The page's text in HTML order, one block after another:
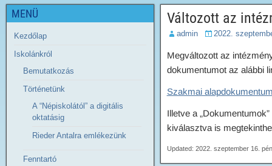
Változott az
admin 2022.
Megváltozott az
dokumentumot az alábbi
Szakmai
Illetve a
kiválasztva is
Updated: 2022. szeptember 16.
MENÜ
Kezdőlap
Iskolánkról
Bemutatkozás
Történetünk
A “Népiskolától” a digitális
oktatásig
Rieder Antalra emlékezünk
Fenntartó